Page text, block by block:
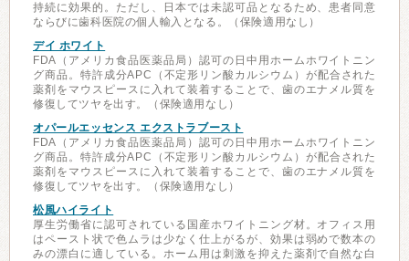
持続に効果的。ただし、日本では未認可品となるため、患者同意
ならびに歯科医院の個人輸入となる。（保険適用なし）
デイ ホワイト
FDA（アメリカ食品医薬品局）認可の日中用ホームホワイトニン
グ商品。特許成分APC（不定形リン酸カルシウム）が配合された
薬剤をマウスピースに入れて装着することで、歯のエナメル質を
修復してツヤを出す。（保険適用なし）
オパールエッセンス エクストラブースト
FDA（アメリカ食品医薬品局）認可の日中用ホームホワイトニン
グ商品。特許成分APC（不定形リン酸カルシウム）が配合された
薬剤をマウスピースに入れて装着することで、歯のエナメル質を
修復してツヤを出す。（保険適用なし）
松風ハイライト
厚生労働省に認可されている国産ホワイトニング材。オフィス用
はペースト状で色ムラは少なく仕上がるが、効果は弱めで数本の
みの漂白に適している。ホーム用は刺激を抑えた薬剤で自然な白